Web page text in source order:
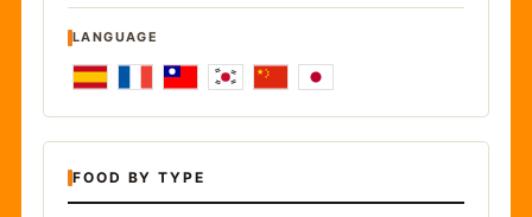
LANGUAGE
FOOD BY TYPE